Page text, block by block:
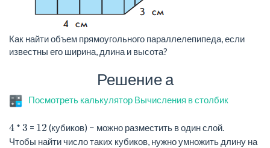
Как найти объем прямоугольного параллелепипеда, если
известны его ширина, длина и высота?
Решение а
Посмотреть калькулятор Вычисления в столбик
4 * 3 = 12 (кубиков) − можно разместить в один слой.
Чтобы найти число таких кубиков, нужно умножить длину на